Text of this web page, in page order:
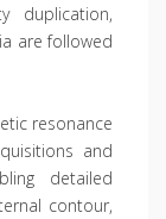
duplication,
are followed
resonance
and
detailed
contour,